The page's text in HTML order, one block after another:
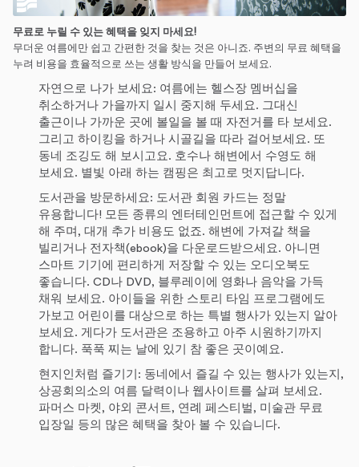
무료 로 누릴 수 있는 혜택을 잊지 마세요!
무더운 여름에만 쉽고 간편한 것을 찾는 것은 아니죠. 주변의 무료 혜택을
누려 비용을 효율적으로 쓰는 생활 방식을 만들어 보세요.
자연으로 나가 보세요: 여름에는 헬스장 멤버십을
취소하거나 가을까지 일시 중지해 두세요. 그대신
출근이나 가까운 곳에 볼일을 볼 때 자전거를 타 보세요.
그리고 하이킹을 하거나 시골길을 따라 걸어보세요. 또
동네 조깅도 해 보시고요. 호수나 해변에서 수영도 해
보세요. 별빛 아래 하는 캠핑은 최고로 멋지답니다.
도서관을 방문하세요: 도서관 회원 카드는 정말
유용합니다! 모든 종류의 엔터테인먼트에 접근할 수 있게
해 주며, 대개 추가 비용도 없죠. 해변에 가져갈 책을
빌리거나 전자책(ebook)을 다운로드받으세요. 아니면
스마트 기기에 편리하게 저장할 수 있는 오디오북도
좋습니다. CD나 DVD, 블루레이에 영화나 음악을 가득
채워 보세요. 아이들을 위한 스토리 타임 프로그램에도
가보고 어린이를 대상으로 하는 특별 행사가 있는지 알아
보세요. 게다가 도서관은 조용하고 아주 시원하기까지
합니다. 푹푹 찌는 날에 있기 참 좋은 곳이예요.
현지인처럼 즐기기: 동네에서 즐길 수 있는 행사가 있는지,
상공회의소의 여름 달력이나 웹사이트를 살펴 보세요.
파머스 마켓, 야외 콘서트, 연례 페스티벌, 미술관 무료
입장일 등의 많은 혜택을 찾아 볼 수 있습니다.